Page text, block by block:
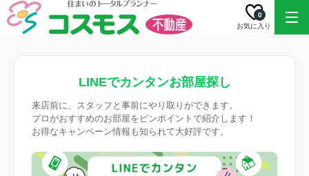
お気に入り
0
LINEでカンタンお部屋探し
来店前に、スタッフと事前にやり取りができます。
プロがおすすめのお部屋をピンポイントで紹介します！
お得なキャンペーン情報も知られて大好評です。